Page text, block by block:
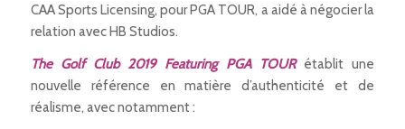
CAA Sports Licensing, pour PGA TOUR, a aidé à négocier la
relation avec HB Studios.
The Golf Club 2019 Featuring PGA TOURétablit une
nouvelle référence en matière d’authenticité et de
réalisme, avec notamment :